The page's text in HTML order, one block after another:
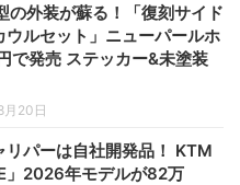
の外装が蘇る！「復刻サイド
ウルセット」ニューパールホ
で発売 ステッカー&未塗装
月20日
リパーは自社開発品！ KTM
」2026年モデルが82万